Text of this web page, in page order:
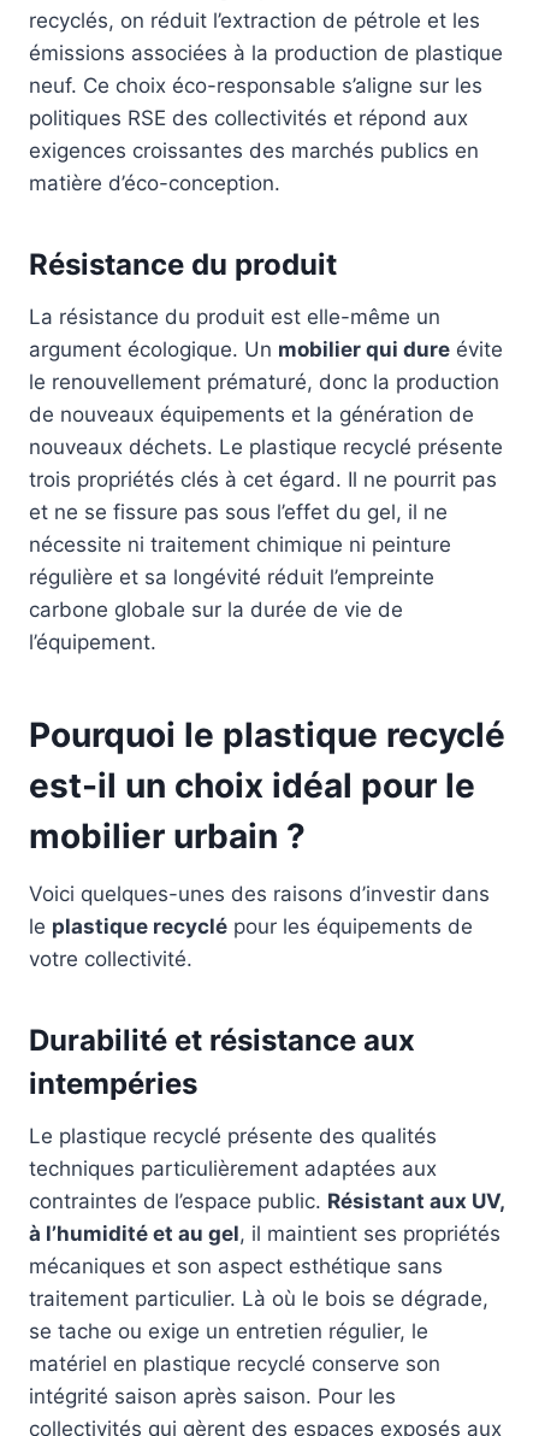
recyclés, on réduit l’extraction de pétrole et les
émissions associées à la production de plastique
neuf. Ce choix éco-responsable s’aligne sur les
politiques RSE des collectivités et répond aux
exigences croissantes des marchés publics en
matière d’éco-conception.
Résistance du produit
La résistance du produit est elle-même un
argument écologique. Un mobilier qui dure évite
le renouvellement prématuré, donc la production
de nouveaux équipements et la génération de
nouveaux déchets. Le plastique recyclé présente
trois propriétés clés à cet égard. Il ne pourrit pas
et ne se fissure pas sous l’effet du gel, il ne
nécessite ni traitement chimique ni peinture
régulière et sa longévité réduit l’empreinte
carbone globale sur la durée de vie de
l’équipement.
Pourquoi le plastique recyclé
est-il un choix idéal pour le
mobilier urbain ?
Voici quelques-unes des raisons d’investir dans
le plastique recyclé pour les équipements de
votre collectivité.
Durabilité et résistance aux
intempéries
Le plastique recyclé présente des qualités
techniques particulièrement adaptées aux
contraintes de l’espace public. Résistant aux UV,
à l’humidité et au gel, il maintient ses propriétés
mécaniques et son aspect esthétique sans
traitement particulier. Là où le bois se dégrade,
se tache ou exige un entretien régulier, le
matériel en plastique recyclé conserve son
intégrité saison après saison. Pour les
collectivités qui gèrent des espaces exposés aux